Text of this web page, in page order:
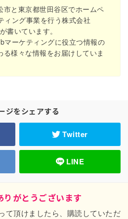
市と東京都世田谷区でホームペ
ィング事業を行う株式会社
書いています。
マーケティングに役立つ情報の
様々な情報をお届けしていま
ジをシェアする
Twitter
LINE
りがとうございます
て頂けましたら、購読していただ